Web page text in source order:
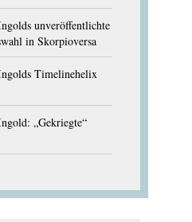
unveröffentlichte
in Skorpioversa
Timelinehelix
„Gekriegte“